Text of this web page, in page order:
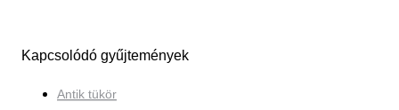
Kapcsolódó gyűjtemények
Antik tükör